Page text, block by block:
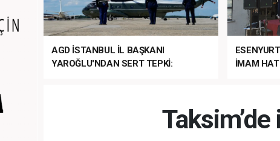
AGD İSTANBUL İL BAŞKANI
YAROĞLU'NDAN SERT TEPKİ:
İMAM